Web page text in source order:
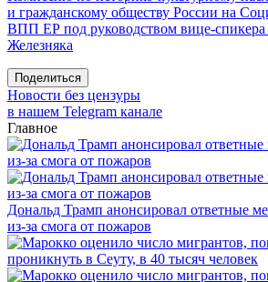
и гражданскому обществу России на
ВПП ЕР под руководством вице-
Железняка
Поделиться
Новости без цензуры
в нашем Telegram канале
Главное
Дональд Трамп анонсировал ответные
из-за смога от пожаров